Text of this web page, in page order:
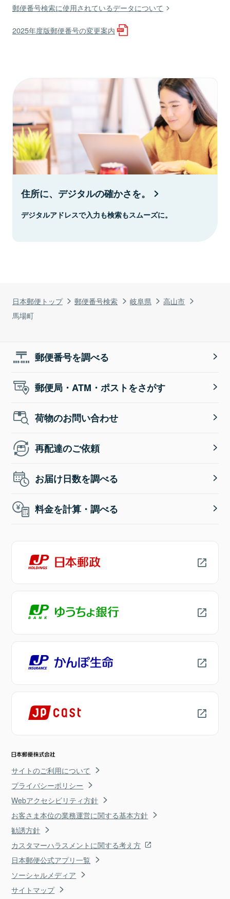
日本郵便トップ 郵便番号検索 岐阜県
高山市
馬場町
郵便番号検索に使用されているデータについて
2025年度版郵便番号の変更案内
住所に、デジタルの確かさを。
デジタルアドレスで入力も検索もスムーズに。
郵便番号を調べる
郵便局・ATM・ポストをさがす
荷物のお問い合わせ
再配達のご依頼
お届け日数を調べる
料金を計算・調べる
サイトのご利用について
プライバシーポリシー
Webアクセシビリティ方針
お客さま本位の業務運営に関する基本方針
勧誘方針
カスタマーハラスメントに関する考え方
日本郵便公式アプリ一覧
ソーシャルメディア
サイトマップ